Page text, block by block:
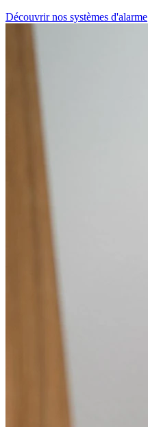
Découvrir nos systèmes d'alarme